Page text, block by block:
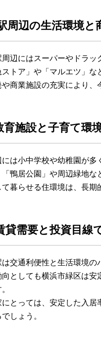
周辺の生活環境と
辺にはスーパーやドラッ
ストア」や「マルエツ」
商業施設の充実により、
育施設と子育て環
は小中学校や幼稚園が多
「鴨居公園」や周辺緑地な
暮らせる住環境は、長期
貸需要と投資目線
交通利便性と生活環境の
向としても横浜市緑区は
にとっては、安定した入居
しょう。